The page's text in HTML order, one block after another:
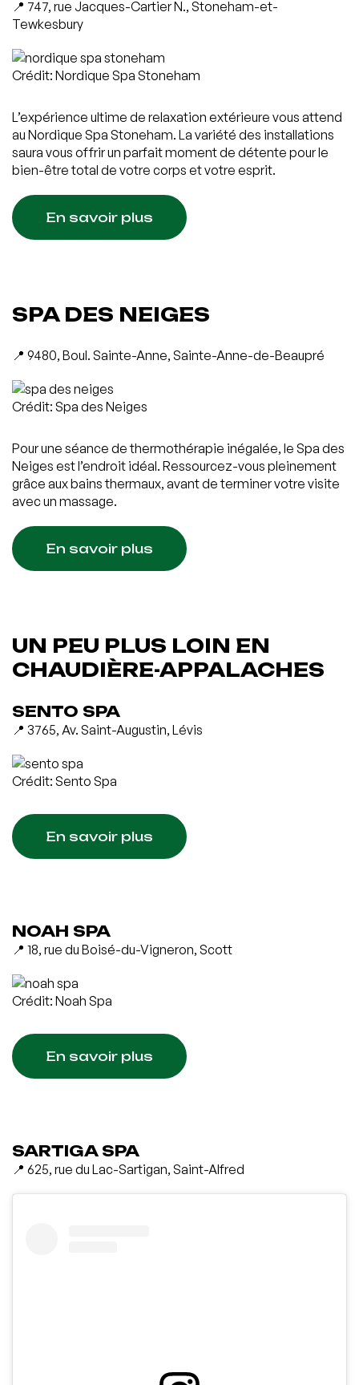
📍 747, rue Jacques-Cartier N., Stoneham-et-
Tewkesbury
Crédit: Nordique Spa Stoneham
L’expérience ultime de relaxation extérieure vous attend
au Nordique Spa Stoneham. La variété des installations
saura vous offrir un parfait moment de détente pour le
bien-être total de votre corps et votre esprit.
En savoir plus
SPA DES NEIGES
📍 9480, Boul. Sainte-Anne, Sainte-Anne-de-Beaupré
Crédit: Spa des Neiges
Pour une séance de thermothérapie inégalée, le Spa des
Neiges est l’endroit idéal. Ressourcez-vous pleinement
grâce aux bains thermaux, avant de terminer votre visite
avec un massage.
En savoir plus
UN PEU PLUS LOIN EN
CHAUDIÈRE-APPALACHES
SENTO SPA
📍 3765, Av. Saint-Augustin, Lévis
Crédit: Sento Spa
En savoir plus
NOAH SPA
📍 18, rue du Boisé-du-Vigneron, Scott
Crédit: Noah Spa
En savoir plus
SARTIGA SPA
📍 625, rue du Lac-Sartigan, Saint-Alfred